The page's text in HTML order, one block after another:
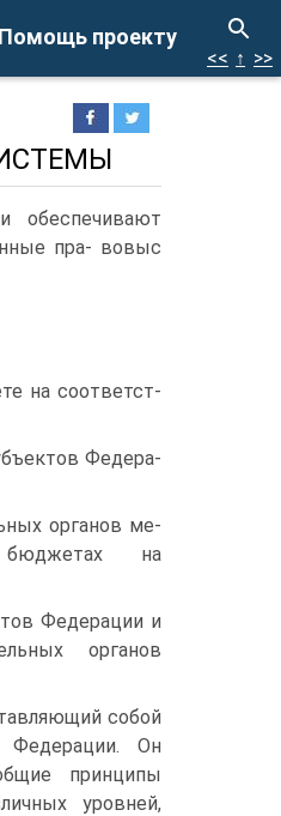
Помощь проекту
<< ↑ >>
обеспечивают
пра- вовыс
на соответст­
Федера­
органов ме­
на
Федерации и
органов
собой
Феде­рации. Он
принципы
уровней,